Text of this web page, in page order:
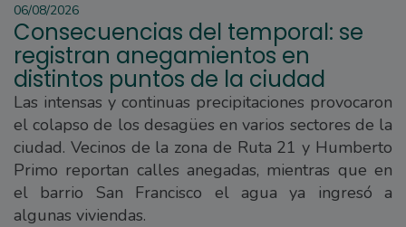
06/08/2026
Consecuencias del temporal: se
registran anegamientos en
distintos puntos de la ciudad
Las intensas y continuas precipitaciones provocaron
el colapso de los desagües en varios sectores de la
ciudad. Vecinos de la zona de Ruta 21 y Humberto
Primo reportan calles anegadas, mientras que en
el barrio San Francisco el agua ya ingresó a
algunas viviendas.